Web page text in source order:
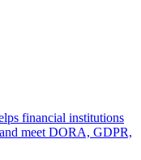
financial institutions
meet DORA, GDPR,